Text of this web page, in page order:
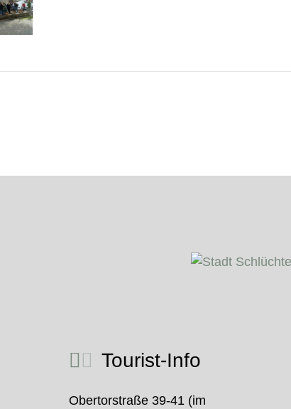
Tourist-Info
Obertorstraße 39-41 (im